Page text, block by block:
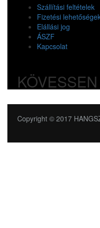
Szállítási feltételek
Fizetési
Elállási jog
ÁSZF
Kapcsolat
Copyright © 2017